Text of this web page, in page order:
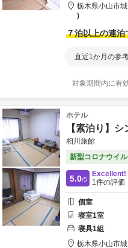
栃木県小山市
７泊以上の連泊
直近1か月の参
対象期間内に有
ホテル
【素泊り】
相川旅館
新型コロナウイ
5.0/5
Excellent!
1件の評価
個室
寝室1室
寝具1組
栃木県小山市